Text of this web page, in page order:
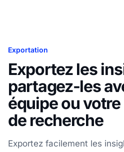
Exportation
Exportez les
partagez-les
équipe ou
de recherche
Exportez facilement les